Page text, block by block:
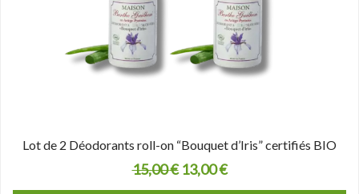
Lot de 2 Déodorants roll-on “Bouquet d’Iris” certifiés BIO
15,00€ 13,00€